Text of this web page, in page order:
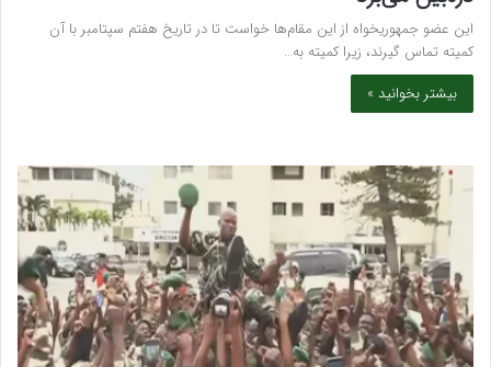
این عضو جمهوریخواه از این مقام‌ها خواست تا در تاریخ هفتم سپتامبر با آن
کمیته تماس گیرند، زیرا کمیته به…
بیشتر بخوانید »